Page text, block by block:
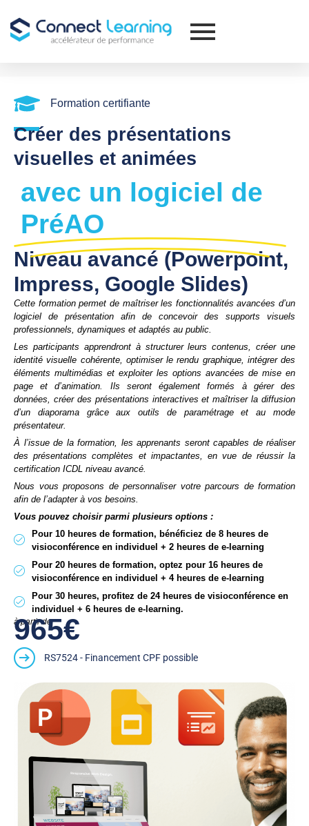
Formation certifiante
Créer des présentations
visuelles et animées
avec un logiciel de
PréAO
Niveau avancé (Powerpoint,
Impress, Google Slides)
Cette formation permet de maîtriser les fonctionnalités avancées d’un
logiciel de présentation afin de concevoir des supports visuels
professionnels, dynamiques et adaptés au public.
Les participants apprendront à structurer leurs contenus, créer une
identité visuelle cohérente, optimiser le rendu graphique, intégrer des
éléments multimédias et exploiter les options avancées de mise en
page et d’animation. Ils seront également formés à gérer des
données, créer des présentations interactives et maîtriser la diffusion
d’un diaporama grâce aux outils de paramétrage et au mode
présentateur.
À l’issue de la formation, les apprenants seront capables de réaliser
des présentations complètes et impactantes, en vue de réussir la
certification ICDL niveau avancé.
Nous vous proposons de personnaliser votre parcours de formation
afin de l’adapter à vos besoins.
Vous pouvez choisir parmi plusieurs options :
Pour 10 heures de formation, bénéficiez de 8 heures de
visioconférence en individuel + 2 heures de e-learning
Pour 20 heures de formation, optez pour 16 heures de
visioconférence en individuel + 4 heures de e-learning
Pour 30 heures, profitez de 24 heures de visioconférence en
individuel + 6 heures de e-learning.
à partir de
965€
RS7524 - Financement CPF possible